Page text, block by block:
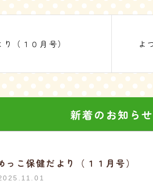
（１０月号） よ
新着のお知らせ
っこ保健だより（１１月号）